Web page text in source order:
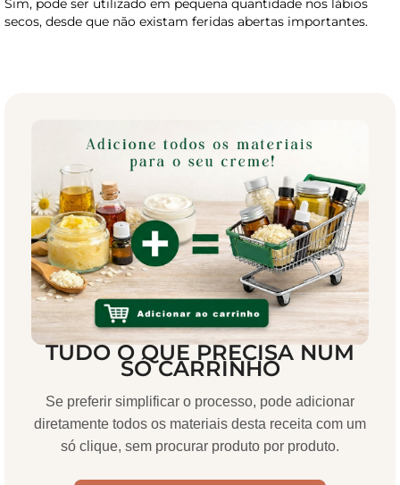
Sim, pode ser utilizado em pequena quantidade nos lábios
secos, desde que não existam feridas abertas importantes.
TUDO O QUE PRECISA NUM
SÓ CARRINHO
Se preferir simplificar o processo, pode adicionar
diretamente todos os materiais desta receita com um
só clique, sem procurar produto por produto.